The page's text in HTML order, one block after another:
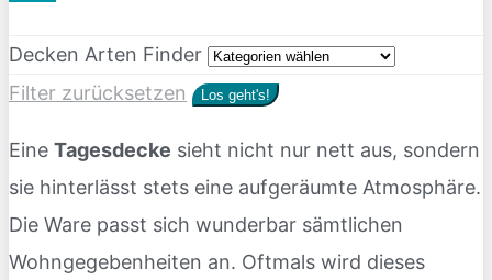
Decken Arten Finder
Filter zurücksetzen
Los geht's!
Eine Tagesdecke sieht nicht nur nett aus, sondern
sie hinterlässt stets eine aufgeräumte Atmosphäre.
Die Ware passt sich wunderbar sämtlichen
Wohngegebenheiten an. Oftmals wird dieses